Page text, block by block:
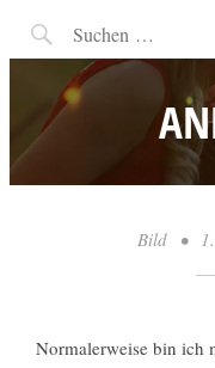
RW-
Bild •
Normalerweise bin ich